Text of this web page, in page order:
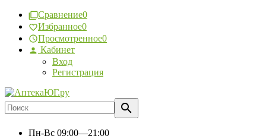
Сравнение0
Избранное0
Просмотренное0
Кабинет
Вход
Регистрация
Пн-Вс 09:00—21:00